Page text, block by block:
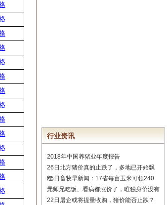
行业资讯
2018年中国养猪业年度报告
26日北方猪价真的止跌了，多地已开始飘
红
25日畜牧早新闻：17省每亩玉米可领240
元
二师兄吃饭、看病都涨价了，唯独身价没有
22日屠企或将提量收购，猪价能否止跌？